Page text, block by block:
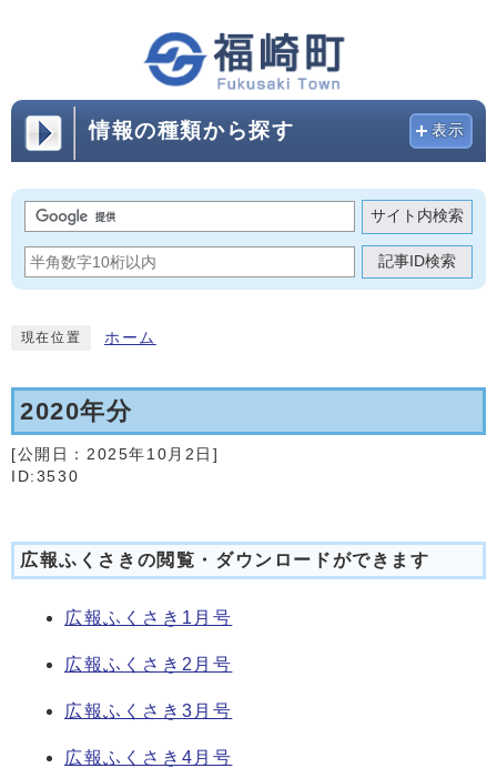
情報の種類から探す 表示
サイト内検索
記事ID検索
現在位置 ホーム
2020年分
[公開日： 2025年10月2日 ]
ID:3530
広報ふくさきの閲覧・ダウンロードができます
広報ふくさき1月号
広報ふくさき2月号
広報ふくさき3月号
広報ふくさき4月号